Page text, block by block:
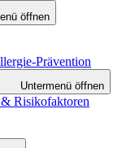
öffnen
Prävention
Untermenü öffnen
Risikofaktoren